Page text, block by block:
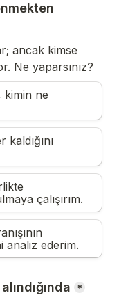
ancak kimse
Ne yaparsınız?
kimin ne
çalışırım.
analiz ederim.
*